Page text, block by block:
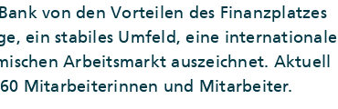
von den Vorteilen des Finanzplatzes
ein stabiles Umfeld, eine internationale
Arbeitsmarkt auszeichnet. Aktuell
Mitarbeiterinnen und Mitarbeiter.